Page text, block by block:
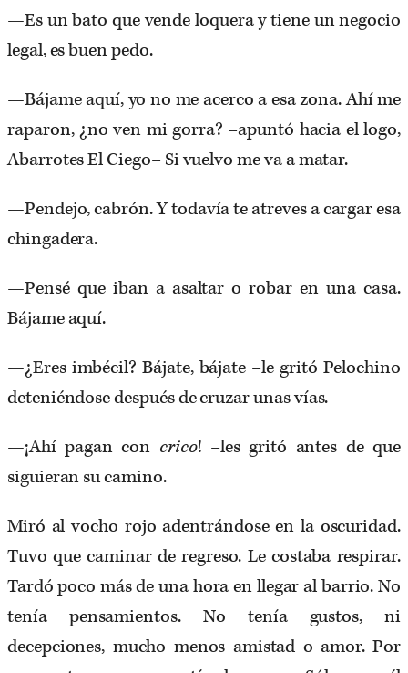
—Es un bato que vende loquera y tiene un negocio
legal, es buen pedo.
—Bájame aquí, yo no me acerco a esa zona. Ahí me
raparon, ¿no ven mi gorra? –apuntó hacia el logo,
Abarrotes El Ciego– Si vuelvo me va a matar.
—Pendejo, cabrón. Y todavía te atreves a cargar esa
chingadera.
—Pensé que iban a asaltar o robar en una casa.
Bájame aquí.
—¿Eres imbécil? Bájate, bájate –le gritó Pelochino
deteniéndose después de cruzar unas vías.
—¡Ahí pagan con crico! –les gritó antes de que
siguieran su camino.
Miró al vocho rojo adentrándose en la oscuridad.
Tuvo que caminar de regreso. Le costaba respirar.
Tardó poco más de una hora en llegar al barrio. No
tenía pensamientos. No tenía gustos, ni
decepciones, mucho menos amistad o amor. Por